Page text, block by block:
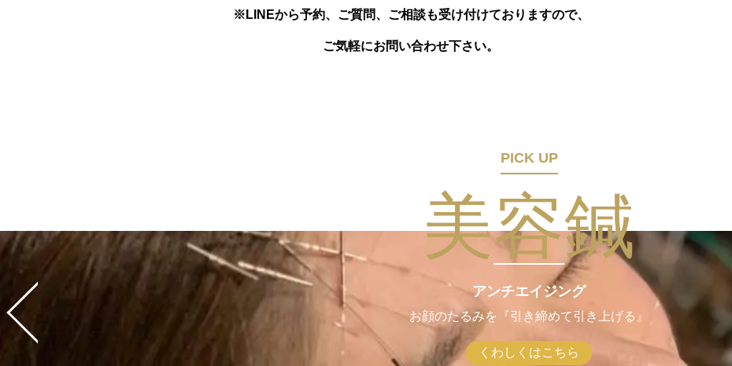
※LINEから予約、ご質問、ご相談も受け付けておりますので、
ご気軽にお問い合わせ下さい。
PICK UP
美容鍼
アンチエイジング
お顔のたるみを『引き締めて引き上げる』
くわしくはこちら